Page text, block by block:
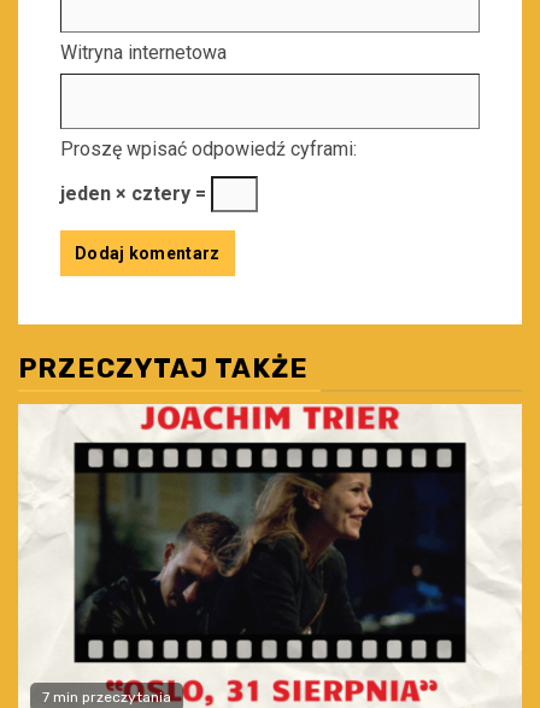
Witryna internetowa
Proszę wpisać odpowiedź cyframi:
jeden × cztery =
PRZECZYTAJ TAKŻE
7 min przeczytania